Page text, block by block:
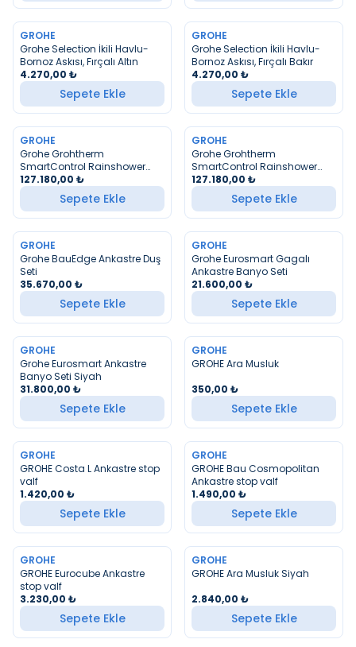
YENI
GROHE
Grohe Selection İkili Havlu-
Bornoz Askısı, Fırçalı Altın
4.270,00 ₺
Sepete Ekle
YENI
GROHE
Grohe Selection İkili Havlu-
Bornoz Askısı, Fırçalı Bakır
4.270,00 ₺
Sepete Ekle
YENI
GROHE
Grohe Grohtherm
SmartControl Rainshower
SmartActive 310 Ankastre
Termostatik Duş Seti, Altın
127.180,00 ₺
Sepete Ekle
YENI
GROHE
Grohe Grohtherm
SmartControl Rainshower
SmartActive 310 Ankastre
Termostatik Duş Seti, Bakır
127.180,00 ₺
Sepete Ekle
YENI
GROHE
Grohe BauEdge Ankastre Duş
Seti
35.670,00 ₺
Sepete Ekle
GROHE
Grohe Eurosmart Gagalı
Ankastre Banyo Seti
21.600,00 ₺
Sepete Ekle
GROHE
Grohe Eurosmart Ankastre
Banyo Seti Siyah
31.800,00 ₺
Sepete Ekle
YENI
GROHE
GROHE Ara Musluk
350,00 ₺
Sepete Ekle
YENI
GROHE
GROHE Costa L Ankastre stop
valf
1.420,00 ₺
Sepete Ekle
YENI
GROHE
GROHE Bau Cosmopolitan
Ankastre stop valf
1.490,00 ₺
Sepete Ekle
YENI
GROHE
GROHE Eurocube Ankastre
stop valf
3.230,00 ₺
Sepete Ekle
YENI
GROHE
GROHE Ara Musluk Siyah
2.840,00 ₺
Sepete Ekle